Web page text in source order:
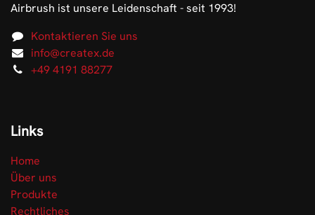
Airbrush ist unsere Leidenschaft - seit 1993!
Kontaktieren Sie uns
info@createx.de
+49 4191 88277
Links
Home
Über uns
Produkte
Rechtliches